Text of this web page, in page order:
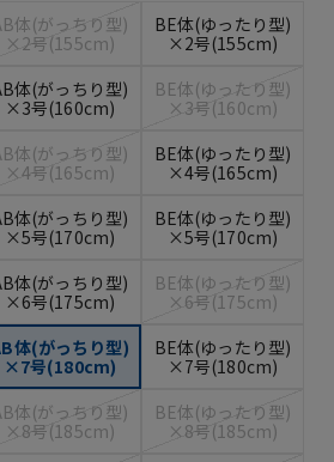
体(がっちり型)
×2号(155cm)
BE体(ゆったり型)
×2号(155cm)
体(がっちり型)
×3号(160cm)
BE体(ゆったり型)
×3号(160cm)
体(がっちり型)
×4号(165cm)
BE体(ゆったり型)
×4号(165cm)
体(がっちり型)
×5号(170cm)
BE体(ゆったり型)
×5号(170cm)
体(がっちり型)
×6号(175cm)
BE体(ゆったり型)
×6号(175cm)
体(がっちり型)
×7号(180cm)
BE体(ゆったり型)
×7号(180cm)
体(がっちり型)
×8号(185cm)
BE体(ゆったり型)
×8号(185cm)